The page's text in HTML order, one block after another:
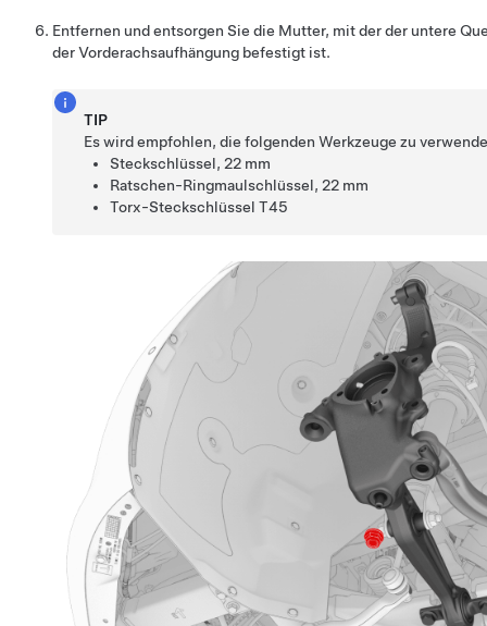
Entfernen und entsorgen Sie die Mutter, mit der der untere
der Vorderachsaufhängung befestigt ist.
TIP
Es wird empfohlen, die folgenden Werkzeuge zu
Steckschlüssel, 22 mm
Ratschen-Ringmaulschlüssel, 22 mm
Torx-Steckschlüssel T45